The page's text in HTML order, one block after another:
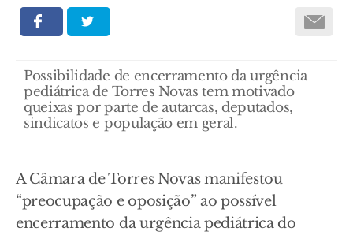
Possibilidade de encerramento da urgência
pediátrica de Torres Novas tem motivado
queixas por parte de autarcas, deputados,
sindicatos e população em geral.
A Câmara de Torres Novas manifestou
“preocupação e oposição” ao possível
encerramento da urgência pediátrica do